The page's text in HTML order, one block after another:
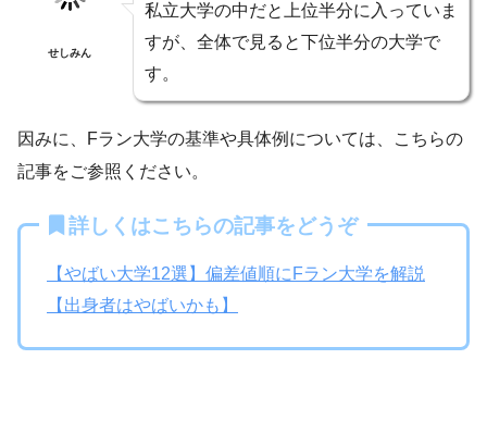
せしみん
私立大学の中だと上位半分に入っていま
すが、全体で見ると下位半分の大学で
す。
因みに、Fラン大学の基準や具体例については、こちらの
記事をご参照ください。
詳しくはこちらの記事をどうぞ
【やばい大学12選】偏差値順にFラン大学を解説
【出身者はやばいかも】